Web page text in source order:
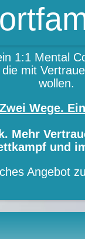
1:1 Mental
mit
wollen.
Zwei Wege.
Mehr
und
Angebot